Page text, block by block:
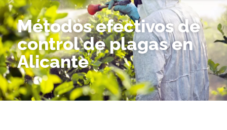
Métodos efectivos de
control de plagas en
Alicante